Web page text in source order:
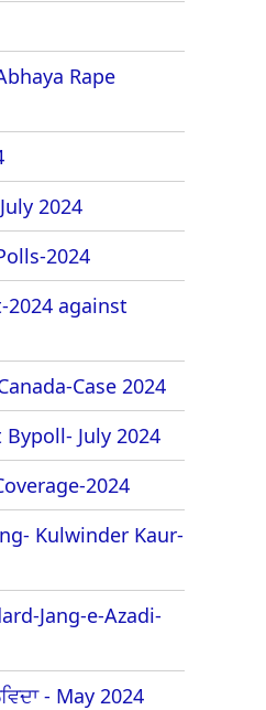
Rape
2024
2024
2024 against
Case 2024
July 2024
2024
Kulwinder Kaur-
Jang-e-Azadi-
- May 2024